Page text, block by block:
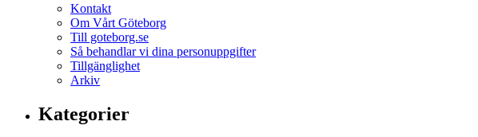
Kontakt
Om Vårt Göteborg
Till goteborg.se
Så behandlar vi dina personuppgifter
Tillgänglighet
Arkiv
Kategorier